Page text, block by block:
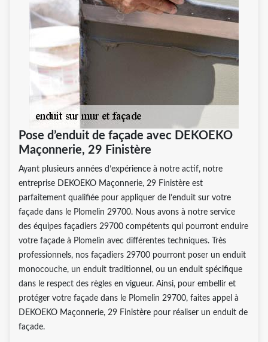
Pose d’enduit de façade avec DEKOEKO
Maçonnerie, 29 Finistère
Ayant plusieurs années d’expérience à notre actif, notre
entreprise DEKOEKO Maçonnerie, 29 Finistère est
parfaitement qualifiée pour appliquer de l’enduit sur votre
façade dans le Plomelin 29700. Nous avons à notre service
des équipes façadiers 29700 compétents qui pourront enduire
votre façade à Plomelin avec différentes techniques. Très
professionnels, nos façadiers 29700 pourront poser un enduit
monocouche, un enduit traditionnel, ou un enduit spécifique
dans le respect des règles en vigueur. Ainsi, pour embellir et
protéger votre façade dans le Plomelin 29700, faites appel à
DEKOEKO Maçonnerie, 29 Finistère pour réaliser un enduit de
façade.